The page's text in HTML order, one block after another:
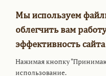
Опросы
Мое меню
Войти
Мы используем
облегчить вам
эффективность сайта
Нажимая кнопку
использование.